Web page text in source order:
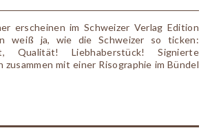
erscheinen im Schweizer Verlag Edition
weiß ja, wie die Schweizer so ticken:
Qualität! Liebhaberstück! Signierte
mit einer Risographie im Bündel